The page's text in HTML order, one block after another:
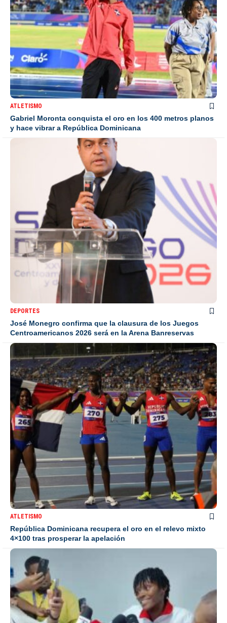
ATLETISMO
Gabriel Moronta conquista el oro en los 400 metros planos
y hace vibrar a República Dominicana
DEPORTES
José Monegro confirma que la clausura de los Juegos
Centroamericanos 2026 será en la Arena Banreservas
ATLETISMO
República Dominicana recupera el oro en el relevo mixto
4×100 tras prosperar la apelación